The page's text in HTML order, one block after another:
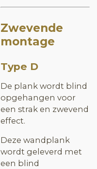
Zwevende
montage
Type D
De plank wordt blind
opgehangen voor
een strak en zwevend
effect.
Deze wandplank
wordt geleverd met
een blind